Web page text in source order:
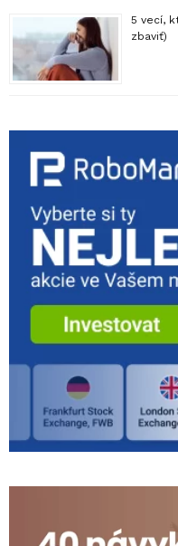
5 vecí,
zbaviť)